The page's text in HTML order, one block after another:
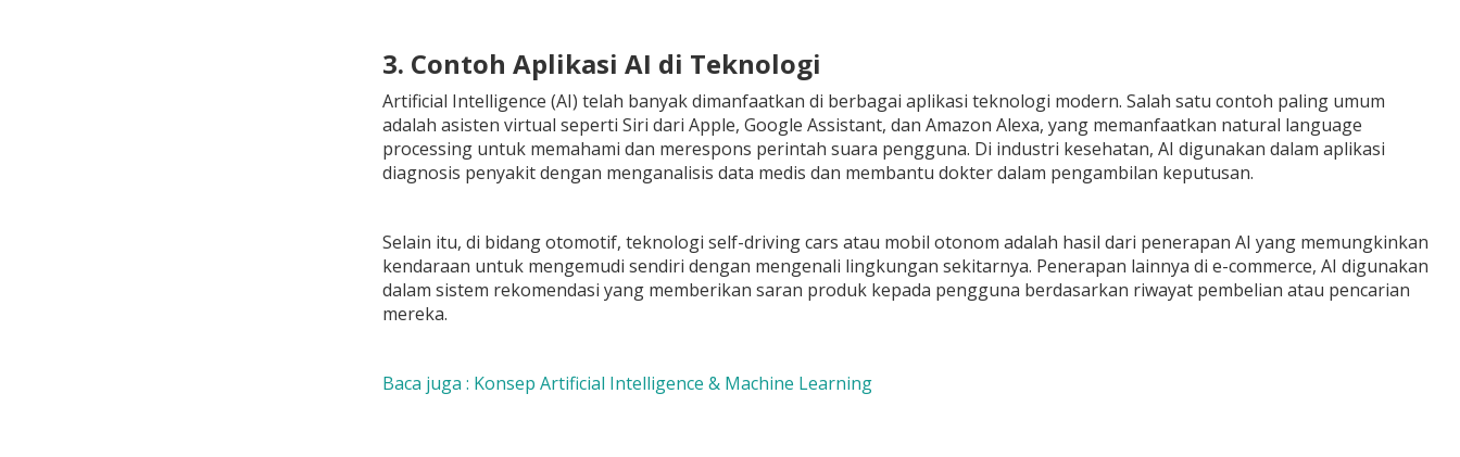
3. Contoh Aplikasi AI di Teknologi
Artificial Intelligence (AI) telah banyak dimanfaatkan di berbagai aplikasi teknologi modern. Salah satu contoh paling umum
adalah asisten virtual seperti Siri dari Apple, Google Assistant, dan Amazon Alexa, yang memanfaatkan natural language
processing untuk memahami dan merespons perintah suara pengguna. Di industri kesehatan, AI digunakan dalam aplikasi
diagnosis penyakit dengan menganalisis data medis dan membantu dokter dalam pengambilan keputusan.
Selain itu, di bidang otomotif, teknologi self-driving cars atau mobil otonom adalah hasil dari penerapan AI yang memungkinkan
kendaraan untuk mengemudi sendiri dengan mengenali lingkungan sekitarnya. Penerapan lainnya di e-commerce, AI digunakan
dalam sistem rekomendasi yang memberikan saran produk kepada pengguna berdasarkan riwayat pembelian atau pencarian
mereka.
Baca juga : Konsep Artificial Intelligence & Machine Learning